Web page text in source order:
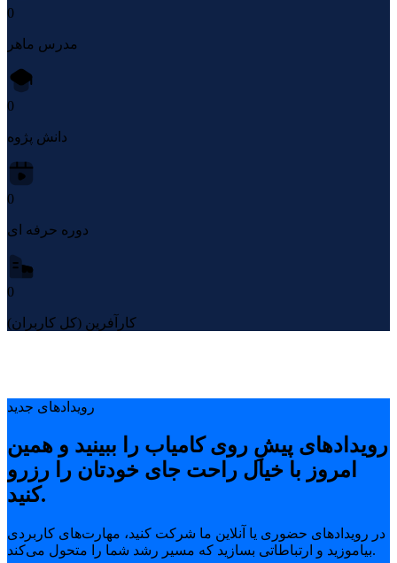
0
مدرس ماهر
0
دانش پژوه
0
دوره حرفه ای
0
کارآفرین (کل کاربران)
رویدادهای جدید
رویدادهای پیشِ روی کامیاب را ببینید و همین
امروز با خیال راحت جای خودتان را رزرو
کنید.
در رویدادهای حضوری یا آنلاین ما شرکت کنید، مهارت‌های کاربردی
بیاموزید و ارتباطاتی بسازید که مسیر رشد شما را متحول می‌کند.